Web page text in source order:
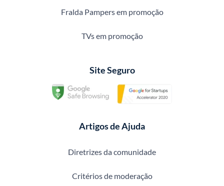
Fralda Pampers em promoção
TVs em promoção
Site Seguro
Artigos de Ajuda
Diretrizes da comunidade
Critérios de moderação